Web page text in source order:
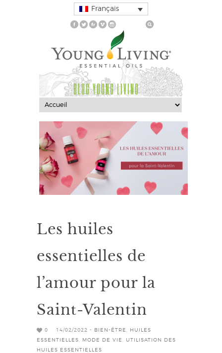
Français
BLOG YOUNG LIVING
Les huiles
essentielles de
l’amour pour la
Saint-Valentin
0 14/02/2022 - BIEN-ÊTRE
HUILES
ESSENTIELLES
MODE DE VIE
UTILISATION DES
HUILES ESSENTIELLES